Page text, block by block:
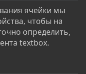
ячейки мы
чтобы на
определить,
textbox.